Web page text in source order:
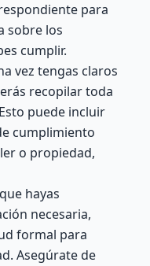
para
sobre los
cumplir.
vez tengas claros
recopilar toda
puede incluir
cumplimiento
o propiedad,
hayas
necesaria,
formal para
Asegúrate de